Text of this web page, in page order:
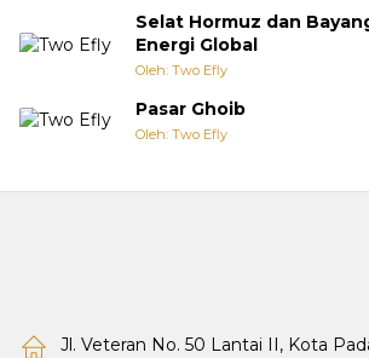
Selat Hormuz dan
Energi Global
Oleh: Two Efly
Pasar Ghoib
Oleh: Two Efly
Jl. Veteran No. 50 Lantai II, Kota